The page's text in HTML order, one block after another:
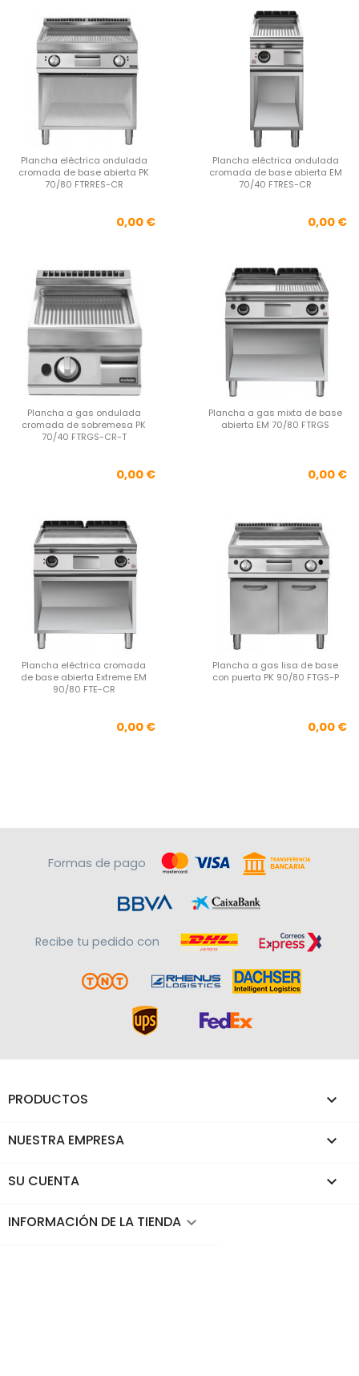
Plancha eléctrica ondulada
cromada de base abierta PK
70/80 FTRRES-CR
Precio
0,00 €
Plancha eléctrica ondulada
cromada de base abierta EM
70/40 FTRES-CR
0,00 €
Plancha a gas ondulada
cromada de sobremesa PK
70/40 FTRGS-CR-T
Precio
0,00 €
Plancha a gas mixta de base
abierta EM 70/80 FTRGS
0,00 €
Plancha eléctrica cromada
de base abierta Extreme EM
90/80 FTE-CR
Precio
0,00 €
Plancha a gas lisa de base
con puerta PK 90/80 FTGS-P
0,00 €
Formas de pago
Recibe tu pedido con
PRODUCTOS 
NUESTRA EMPRESA 
SU CUENTA 
INFORMACIÓN DE LA TIENDA keyboard_arrow_down